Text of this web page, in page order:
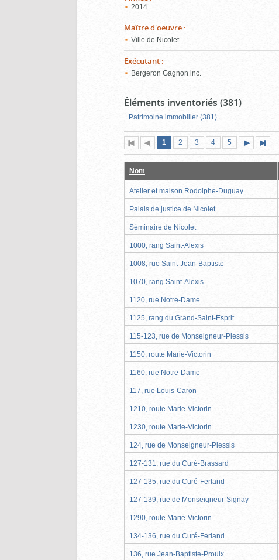
2014
Maître d'oeuvre :
Ville de Nicolet
Exécutant :
Bergeron Gagnon inc.
Éléments inventoriés (381)
Patrimoine immobilier (381)
Première
page
Page
précédente
Page
1 (page
actuelle)
Page
2 Page
3 Page
4 Page
5
suivante
page
Nom
Atelier et maison Rodolphe-Duguay
Palais de justice de Nicolet
Séminaire de Nicolet
1000, rang Saint-Alexis
1008, rue Saint-Jean-Baptiste
1070, rang Saint-Alexis
1120, rue Notre-Dame
1125, rang du Grand-Saint-Esprit
115-123, rue de Monseigneur-Plessis
1150, route Marie-Victorin
1160, rue Notre-Dame
117, rue Louis-Caron
1210, route Marie-Victorin
1230, route Marie-Victorin
124, rue de Monseigneur-Plessis
127-131, rue du Curé-Brassard
127-135, rue du Curé-Ferland
127-139, rue de Monseigneur-Signay
1290, route Marie-Victorin
134-136, rue du Curé-Ferland
136, rue Jean-Baptiste-Proulx